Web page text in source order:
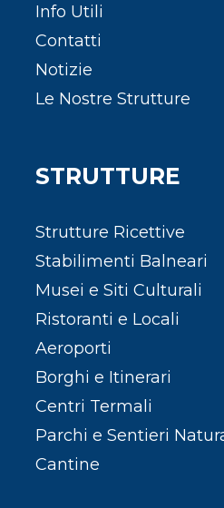
Info Utili
Contatti
Notizie
Le Nostre Strutture
STRUTTURE
Strutture Ricettive
Stabilimenti Balneari
Musei e Siti Culturali
Ristoranti e Locali
Aeroporti
Borghi e Itinerari
Centri Termali
Parchi e Sentieri
Cantine